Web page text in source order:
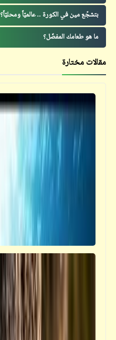
بتشجّع مين في الكورة .. عالميّاً ومحليّاً؟
ما هو طعامك المفضّل؟
مقالات مختارة